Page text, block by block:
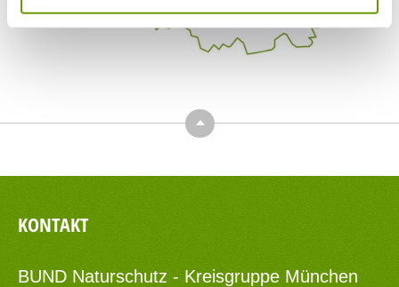
Top
KONTAKT
BUND Naturschutz - Kreisgruppe München